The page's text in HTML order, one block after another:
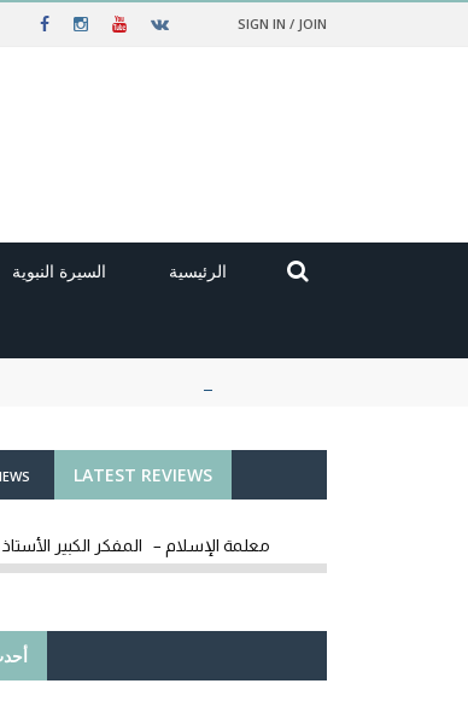
SIGN IN / JOIN
الرئيسية السيرة النبوية
LATEST REVIEWS
معلمة الإسلام – المفكر الكبير الأستاذ